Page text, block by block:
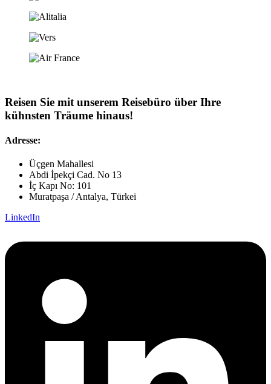
Reisen Sie mit unserem Reisebüro über Ihre
kühnsten Träume hinaus!
Adresse:
Üçgen Mahallesi
Abdi İpekçi Cad. No 13
İç Kapı No: 101
Muratpaşa / Antalya, Türkei
LinkedIn